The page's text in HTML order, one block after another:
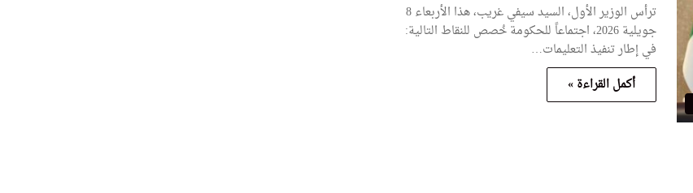
ترأس الوزير الأول، السيد سيفي غريب، هذا الأربعاء 8
جويلية 2026، اجتماعاً للحكومة خُصص للنقاط التالية:
في إطار تنفيذ التعليمات…
أكمل القراءة »